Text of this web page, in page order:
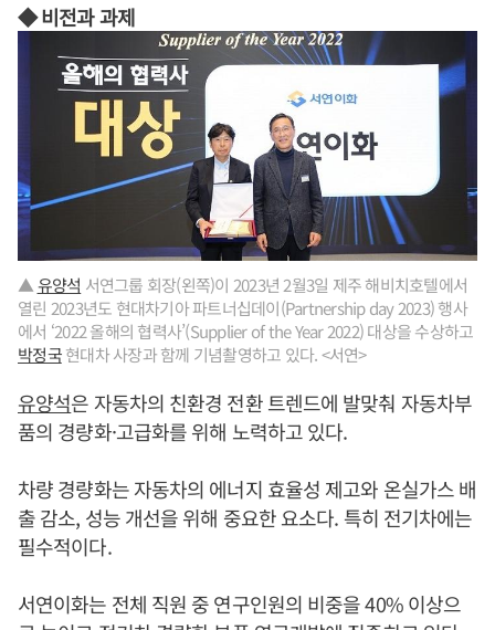
◆ 비전과 과제
▲유양석 서연그룹 회장(왼쪽)이 2023년 2월3일 제주 해비치호텔에서
열린 2023년도 현대차기아 파트너십데이(Partnership day 2023) 행사
에서 ‘2022 올해의 협력사’(Supplier of the Year 2022) 대상을 수상하고
박정국현대차 사장과 함께 기념촬영하고 있다. <서연>
유양석은 자동차의 친환경 전환 트렌드에 발맞춰 자동차부
품의 경량화·고급화를 위해 노력하고 있다.
차량 경량화는 자동차의 에너지 효율성 제고와 온실가스 배
출 감소, 성능 개선을 위해 중요한 요소다. 특히 전기차에는
필수적이다.
서연이화는 전체 직원 중 연구인원의 비중을 40% 이상으